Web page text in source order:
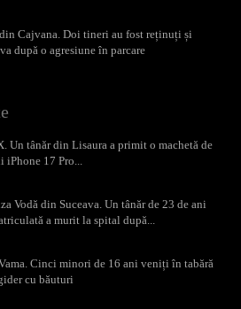
Cajvana. Doi tineri au fost reținuți și
după o agresiune în parcare
Un tânăr din Lisaura a primit o machetă de
17 Pro...
Vodă din Suceava. Un tânăr de 23 de ani
a murit la spital după...
Cinci minori de 16 ani veniți în tabără
cu băuturi